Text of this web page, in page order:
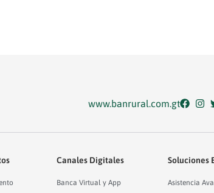
www.banrural.com.gt
Canales Digitales
Banca Virtual y App
Soluciones
Asistencia